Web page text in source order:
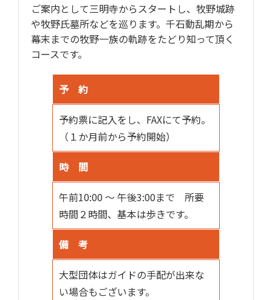
ご案内として三明寺からスタートし、牧野城跡
や牧野氏墓所などを巡ります。千石動乱期から
幕末までの牧野一族の軌跡をたどり知って頂く
コースです。
予 約
予約票に記入をし、FAXにて予約。
（１か月前から予約開始）
時 間
午前10:00 ～ 午後3:00まで 所要
時間２時間、基本は歩きです。
備 考
大型団体はガイドの手配が出来な
い場合もございます。